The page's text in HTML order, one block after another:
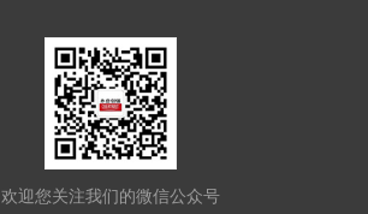
欢迎您关注我们的微信公众号